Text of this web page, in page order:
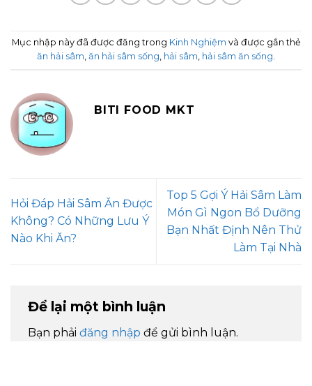
Mục nhập này đã được đăng trong Kinh Nghiệm và được gắn thẻ
ăn hải sâm, ăn hải sâm sống, hải sâm, hải sâm ăn sống.
BITI FOOD MKT
Hỏi Đáp Hải Sâm Ăn Được
Không? Có Những Lưu Ý
Nào Khi Ăn?
Top 5 Gợi Ý Hải Sâm Làm
Món Gì Ngon Bổ Dưỡng
Bạn Nhất Định Nên Thử
Làm Tại Nhà
Để lại một bình luận
Bạn phải đăng nhập để gửi bình luận.